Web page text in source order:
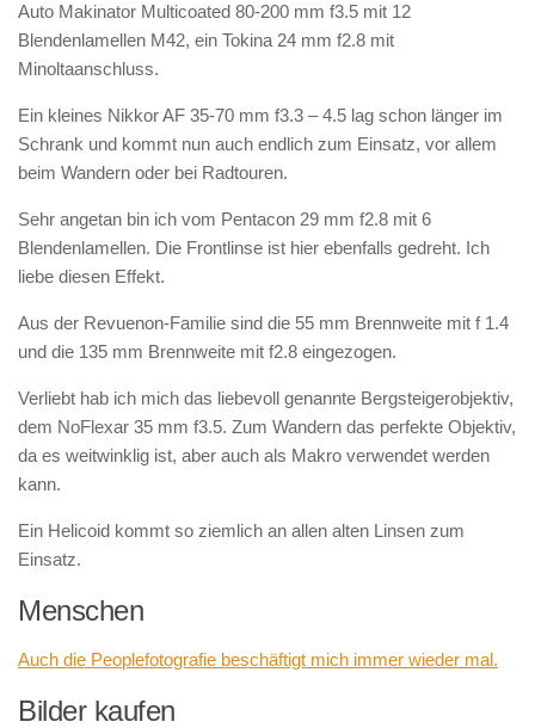
Auto Makinator Multicoated 80-200 mm f3.5 mit 12
Blendenlamellen M42, ein Tokina 24 mm f2.8 mit
Minoltaanschluss.
Ein kleines Nikkor AF 35-70 mm f3.3 – 4.5 lag schon länger im
Schrank und kommt nun auch endlich zum Einsatz, vor allem
beim Wandern oder bei Radtouren.
Sehr angetan bin ich vom Pentacon 29 mm f2.8 mit 6
Blendenlamellen. Die Frontlinse ist hier ebenfalls gedreht. Ich
liebe diesen Effekt.
Aus der Revuenon-Familie sind die 55 mm Brennweite mit f 1.4
und die 135 mm Brennweite mit f2.8 eingezogen.
Verliebt hab ich mich das liebevoll genannte Bergsteigerobjektiv,
dem NoFlexar 35 mm f3.5. Zum Wandern das perfekte Objektiv,
da es weitwinklig ist, aber auch als Makro verwendet werden
kann.
Ein Helicoid kommt so ziemlich an allen alten Linsen zum
Einsatz.
Menschen
Auch die Peoplefotografie beschäftigt mich immer wieder mal.
Bilder kaufen